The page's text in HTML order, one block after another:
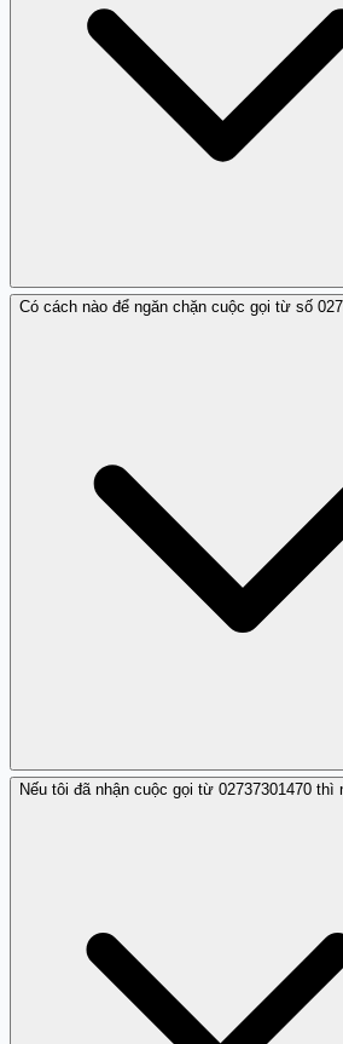
Người dùng báo cáo số này là spam
Có cách nào để ngăn chặn cuộc gọi từ số
Có, bạn có thể chặn số điện thoại
Nếu tôi đã nhận cuộc gọi từ 02737301470 thì